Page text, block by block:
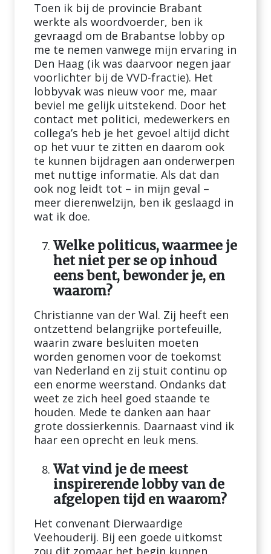
Toen ik bij de provincie Brabant
werkte als woordvoerder, ben ik
gevraagd om de Brabantse lobby op
me te nemen vanwege mijn ervaring in
Den Haag (ik was daarvoor negen jaar
voorlichter bij de VVD-fractie). Het
lobbyvak was nieuw voor me, maar
beviel me gelijk uitstekend. Door het
contact met politici, medewerkers en
collega’s heb je het gevoel altijd dicht
op het vuur te zitten en daarom ook
te kunnen bijdragen aan onderwerpen
met nuttige informatie. Als dat dan
ook nog leidt tot – in mijn geval –
meer dierenwelzijn, ben ik geslaagd in
wat ik doe.
Welke politicus, waarmee je
het niet per se op inhoud
eens bent, bewonder je, en
waarom?
Christianne van der Wal. Zij heeft een
ontzettend belangrijke portefeuille,
waarin zware besluiten moeten
worden genomen voor de toekomst
van Nederland en zij stuit continu op
een enorme weerstand. Ondanks dat
weet ze zich heel goed staande te
houden. Mede te danken aan haar
grote dossierkennis. Daarnaast vind ik
haar een oprecht en leuk mens.
Wat vind je de meest
inspirerende lobby van de
afgelopen tijd en waarom?
Het convenant Dierwaardige
Veehouderij. Bij een goede uitkomst
zou dit zomaar het begin kunnen